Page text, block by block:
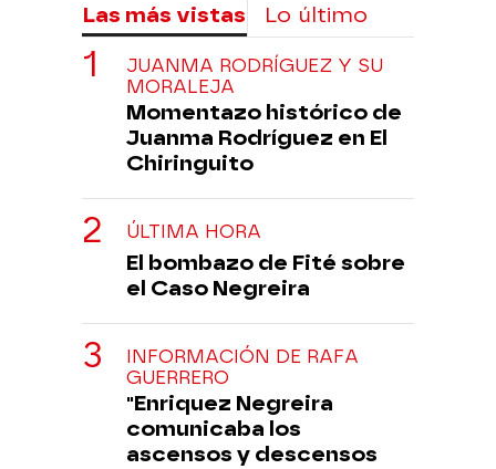
Las más vistas Lo último
JUANMA RODRÍGUEZ Y SU
MORALEJA
Momentazo histórico de
Juanma Rodríguez en El
Chiringuito
ÚLTIMA HORA
El bombazo de Fité sobre
el Caso Negreira
INFORMACIÓN DE RAFA
GUERRERO
"Enriquez Negreira
comunicaba los
ascensos y descensos